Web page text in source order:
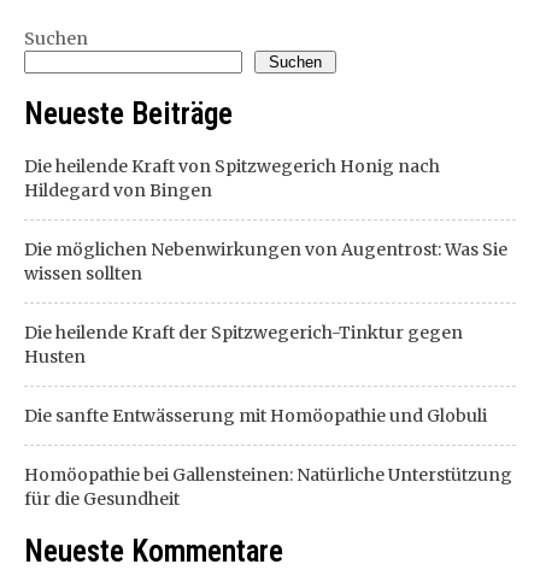
Suchen
Suchen
Neueste Beiträge
Die heilende Kraft von Spitzwegerich Honig nach
Hildegard von Bingen
Die möglichen Nebenwirkungen von Augentrost: Was Sie
wissen sollten
Die heilende Kraft der Spitzwegerich-Tinktur gegen
Husten
Die sanfte Entwässerung mit Homöopathie und Globuli
Homöopathie bei Gallensteinen: Natürliche Unterstützung
für die Gesundheit
Neueste Kommentare